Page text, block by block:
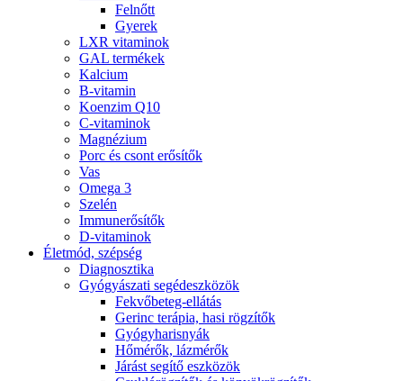
Felnőtt
Gyerek
LXR vitaminok
GAL termékek
Kalcium
B-vitamin
Koenzim Q10
C-vitaminok
Magnézium
Porc és csont erősítők
Vas
Omega 3
Szelén
Immunerősítők
D-vitaminok
Életmód, szépség
Diagnosztika
Gyógyászati segédeszközök
Fekvőbeteg-ellátás
Gerinc terápia, hasi rögzítők
Gyógyharisnyák
Hőmérők, lázmérők
Járást segítő eszközök